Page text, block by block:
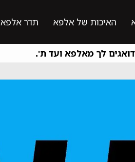
האיכות של אלפא תדר אלפא
דואגים לך מאלפא ועד ת'.